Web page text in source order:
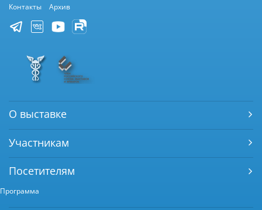
Контакты
Архив
О выставке
Участникам
Посетителям
Программа